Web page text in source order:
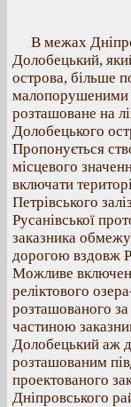
В межах
Долобецький,
острова, більше
малопорушеними
розташоване на
Долобецького
Пропонується
місцевого
включати
Петрівського
Русанівської
заказника
дорогою вздовж
Можливе
реліктового
розташованого
частиною
Долобецький аж
розташованим
проектованого
Дніпровського